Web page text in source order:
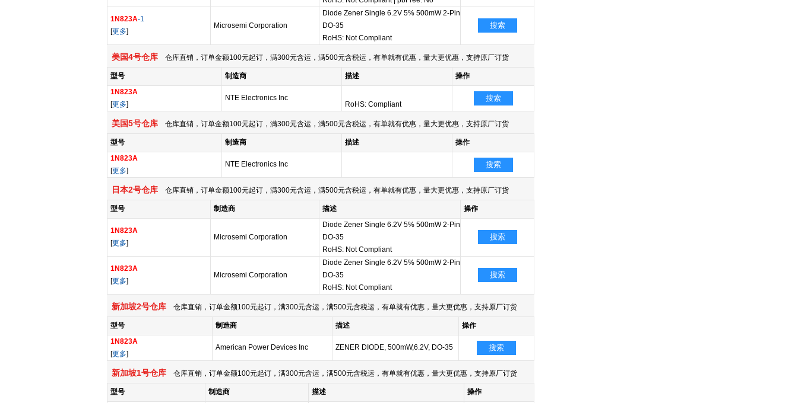
1N823A-1
[更多]
Microsemi Corporation
Diode Zener Single 6.2V 5% 500mW 2-Pin
DO-35
RoHS: Not Compliant
搜索
美国4号仓库 仓库直销，订单金额100元起订，满300元含运，满500元含税运，有单就有优惠，量大更优惠，支持原厂订货
型号 制造商 描述
操作
1N823A
[更多]
NTE Electronics Inc
RoHS: Compliant
搜索
美国5号仓库 仓库直销，订单金额100元起订，满300元含运，满500元含税运，有单就有优惠，量大更优惠，支持原厂订货
型号 制造商 描述
操作
1N823A
[更多]
NTE Electronics Inc 搜索
日本2号仓库 仓库直销，订单金额100元起订，满300元含运，满500元含税运，有单就有优惠，量大更优惠，支持原厂订货
型号 制造商 描述 操作
1N823A
[更多]
Microsemi Corporation
Diode Zener Single 6.2V 5% 500mW 2-Pin
DO-35
RoHS: Not Compliant
搜索
1N823A
[更多]
Microsemi Corporation
Diode Zener Single 6.2V 5% 500mW 2-Pin
DO-35
RoHS: Not Compliant
搜索
新加坡2号仓库 仓库直销，订单金额100元起订，满300元含运，满500元含税运，有单就有优惠，量大更优惠，支持原厂订货
型号 制造商 描述
操作
1N823A
[更多]
American Power Devices Inc ZENER DIODE, 500mW,6.2V, DO-35 搜索
新加坡1号仓库 仓库直销，订单金额100元起订，满300元含运，满500元含税运，有单就有优惠，量大更优惠，支持原厂订货
型号 制造商 描述 操作